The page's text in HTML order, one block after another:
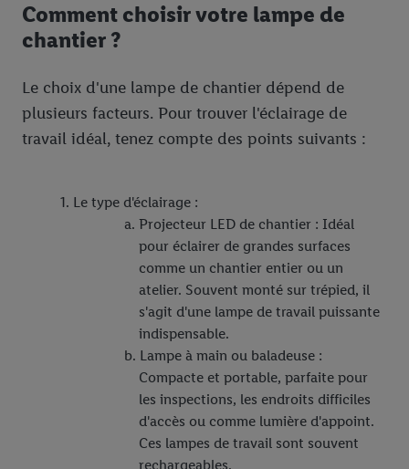
Comment choisir votre lampe de
chantier ?
Le choix d'une lampe de chantier dépend de
plusieurs facteurs. Pour trouver l'éclairage de
travail idéal, tenez compte des points suivants :
Le type d'éclairage :
Projecteur LED de chantier : Idéal
pour éclairer de grandes surfaces
comme un chantier entier ou un
atelier. Souvent monté sur trépied, il
s'agit d'une lampe de travail puissante
indispensable.
Lampe à main ou baladeuse :
Compacte et portable, parfaite pour
les inspections, les endroits difficiles
d'accès ou comme lumière d'appoint.
Ces lampes de travail sont souvent
rechargeables.